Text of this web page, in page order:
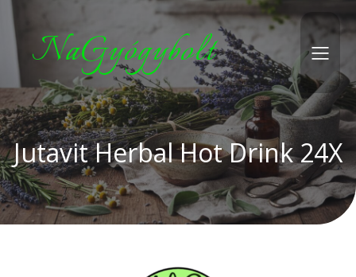
NaGyógybolt
Jutavit Herbal Hot Drink 24X